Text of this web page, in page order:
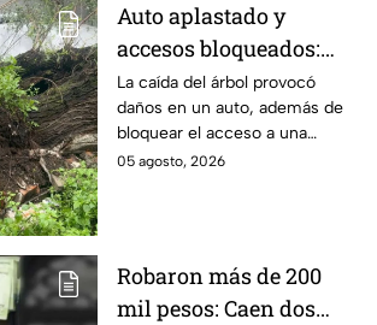
Auto aplastado y
accesos bloqueados:
Cae gigantesco árbol en
calles de la GAM y deja
graves daños
La caída del árbol provocó
daños en un auto, además de
bloquear el acceso a una
unidad habitacional en la
05 agosto, 2026
Robaron más de 200
mil pesos: Caen dos